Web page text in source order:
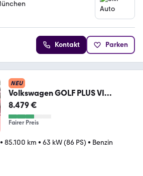
Kontakt Parken
NEU
Volkswagen GOLF PLUS VI
TRENDLINE KLIMA PDC
STANDHEIZUNG
8.479 €
Fairer Preis
• 85.100 km • 63 kW (86 PS) • Benzin